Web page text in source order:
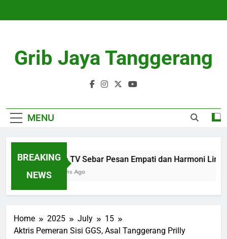
Grib Jaya Tanggerang
MENU
BREAKING
NEWS
Metro TV Sebar Pesan Empati dan Harmoni
4 Months Ago
Home 2025 July
15
Aktris Pemeran Sisi GGS, Asal Tanggerang Prilly